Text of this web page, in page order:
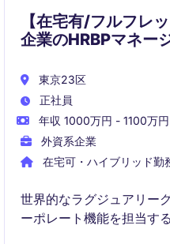
【在宅有/フルフレ
企業のHRBPマネー
東京23区
正社員
年収 1000万円 - 1100万円
外資系企業
在宅可・ハイブリッド勤
世界的なラグジュアリー
ーポレート機能を担当す